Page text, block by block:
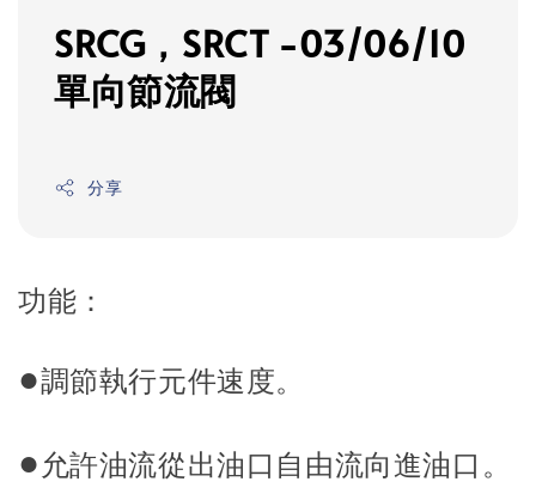
SRCG，SRCT -03/06/10
單向節流閥
分享
功能：
●調節執行元件速度。
●允許油流從出油口自由流向進油口 。